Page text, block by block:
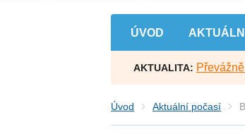
ÚVOD
AKTUALITA:
Úvod Aktuální počasí